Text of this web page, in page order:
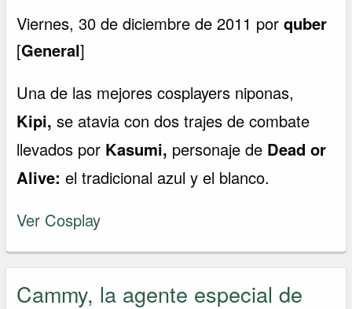
Viernes, 30 de diciembre de 2011 porquber
[General]
Una de las mejores cosplayers niponas,
Kipi, se atavia con dos trajes de combate
llevados por Kasumi, personaje de Dead or
Alive: el tradicional azul y el blanco.
Ver Cosplay
Cammy, la agente especial de